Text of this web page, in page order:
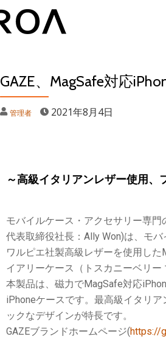
GAZE、MagSafe対応
管理者 2021年8月4日
～高級イタリアンレザー使用、
モバイルケース・アクセサリー専門
代表取締役社長：Ally Won)は、モ
ワルピエ社製高級レザーを使用し
イアリーケース（トスカニーベリー
本製品は、磁力でMagSafe対応
iPhoneケースです。最高級イタリ
ックなデザインが特長です。
GAZEブランドホームページ(https://